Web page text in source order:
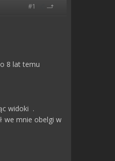
#1
8 lat temu
widoki .
we mnie obelgi w